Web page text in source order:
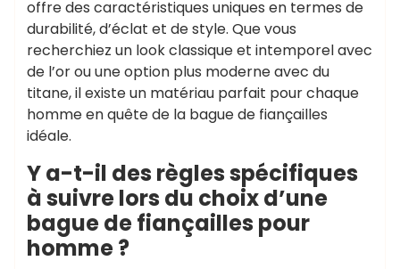
offre des caractéristiques uniques en termes de
durabilité, d’éclat et de style. Que vous
recherchiez un look classique et intemporel avec
de l’or ou une option plus moderne avec du
titane, il existe un matériau parfait pour chaque
homme en quête de la bague de fiançailles
idéale.
Y a-t-il des règles spécifiques
à suivre lors du choix d’une
bague de fiançailles pour
homme ?